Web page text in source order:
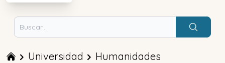
Buscar
Universidad
Humanidades